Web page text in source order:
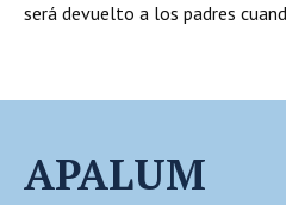
será devuelto a los padres
APALUM